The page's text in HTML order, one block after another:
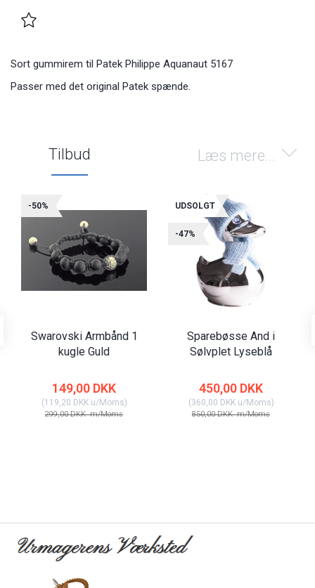
Sort gummirem til Patek Philippe Aquanaut 5167
Passer med det original Patek spænde.
Læs mere...
Tilbud
-50%
Swarovski Armbånd 1
kugle Guld
149,00 DKK
(119,20 DKKu/Moms)
299,00 DKKm/Moms
UDSOLGT
-47%
Sparebøsse And i
Sølvplet Lyseblå
450,00 DKK
(360,00 DKKu/Moms)
850,00 DKKm/Moms